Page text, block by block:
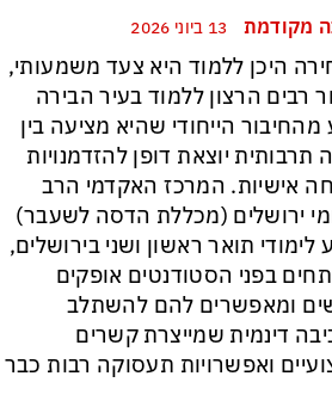
מקודמת
היכן ללמוד היא צעד משמעותי,
רבים הרצון ללמוד בעיר הבירה
מהחיבור הייחודי שהיא מציעה בין
תרבותית יוצאת דופן להזדמנויות
אישיות. המרכז האקדמי הרב
ירושלים (מכללת הדסה לשעבר)
לימודי תואר ראשון ושני בירושלים,
בפני הסטודנטים אופקים
ומאפשרים להם להשתלב
דינמית שמייצרת קשרים
ואפשרויות תעסוקה רבות